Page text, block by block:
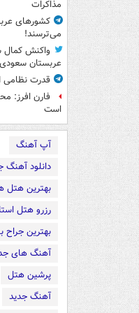
مذاکرات
کشورهای
می‌ترسند!
واکنش کمال
عربستان سعودی
قدرت نظامی
فارن افرز:
است
آپ آهنگ
دانلود آهنگ
بهترین هتل
رزرو هتل
بهترین جراح
آهنگ های
پرشین هتل
آهنگ جدید